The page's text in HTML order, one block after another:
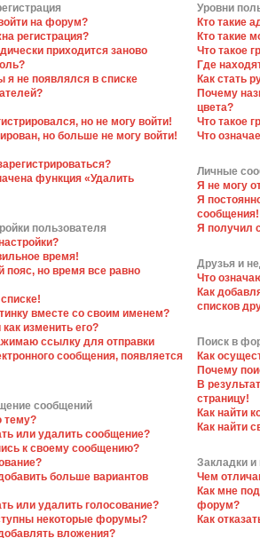
на форум?
регистрация?
приходится заново
я не появлялся в списке
но не могу войти!
но больше не могу войти!
функция «Удалить
пользователя
время!
пояс, но время все равно
вместе со своим именем?
изменить его?
ссылку для отправки
сообщения, появляется
сообщений
тему?
или удалить сообщение?
к своему сообщению?
больше вариантов
или удалить голосование?
некоторые форумы?
вложения?
Уровни
Кто такие
Кто такие
Что такое
Где
Как стать
Почему
цвета?
Что такое
Что
Личные
Я не могу
Я
сообщения!
Я получил
Друзья и
Что
Как
списков
Поиск в
Как
Почему
В
страницу!
Как найти
Как найти
Закладки и
Чем
Как мне
форум?
Как